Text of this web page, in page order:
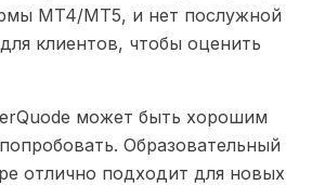
MT4/MT5, и нет послужной
клиентов, чтобы оценить
может быть хорошим
Образовательный
отлично подходит для новых